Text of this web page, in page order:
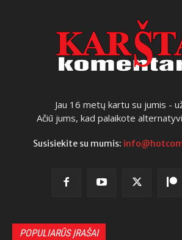
Jau 16 metų kartu su jumis -
Ačiū jums, kad palaikote
Susisiekite su mumis:
POPULIARŪS ĮRAŠAI